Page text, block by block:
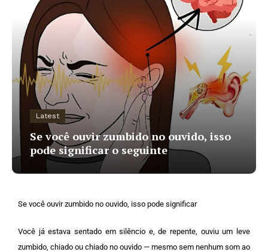
Latest
Se você ouvir zumbido no ouvido, isso
pode significar o seguinte
Se você ouvir zumbido no ouvido, isso pode significar
Você já estava sentado em silêncio e, de repente, ouviu um leve
zumbido, chiado ou chiado no ouvido — mesmo sem nenhum som ao